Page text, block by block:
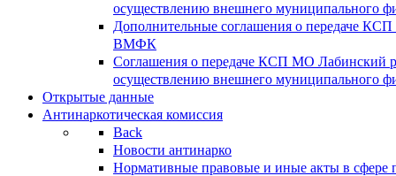
осуществлению внешнего муниципального
Дополнительные соглашения о передаче
ВМФК
Соглашения о передаче КСП МО Лабинский
осуществлению внешнего муниципального
Открытые данные
Антинаркотическая комиссия
Back
Новости антинарко
Нормативные правовые и иные акты в сфере